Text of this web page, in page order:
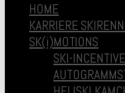
HOME
KARRIERE
SK(i)MOTIONS
SKI-